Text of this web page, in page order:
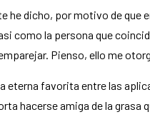
dicho, por motivo de que
como la persona que
Pienso, ello me
favorita entre las
hacerse amiga de la grasa